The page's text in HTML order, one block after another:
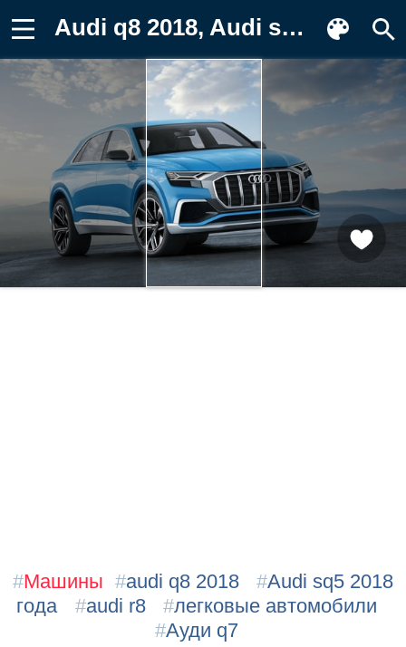
Audi q8 2018, Audi sq5 2018 года, audi Фото
#Машины #audi q8 2018 #Audi sq5 2018
года
#audi r8 #легковые автомобили
#Ауди q7